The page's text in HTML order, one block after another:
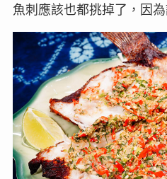
魚刺應該也都挑掉了，因